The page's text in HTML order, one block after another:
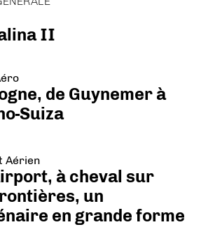
II
de Guynemer à
Suiza
Aérien
à cheval sur
un
en grande forme